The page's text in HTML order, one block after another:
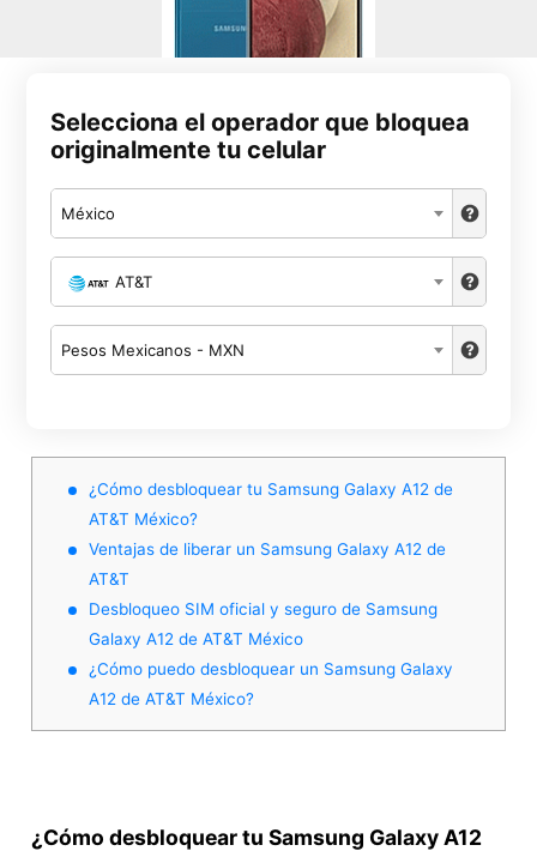
Selecciona el operador que bloquea
originalmente tu celular
México
AT&T
Pesos Mexicanos - MXN
¿Cómo desbloquear tu Samsung Galaxy A12 de
AT&T México?
Ventajas de liberar un Samsung Galaxy A12 de
AT&T
Desbloqueo SIM oficial y seguro de Samsung
Galaxy A12 de AT&T México
¿Cómo puedo desbloquear un Samsung Galaxy
A12 de AT&T México?
¿Cómo desbloquear tu Samsung Galaxy A12